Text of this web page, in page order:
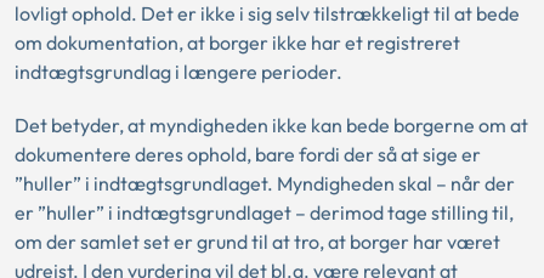
lovligt ophold. Det er ikke i sig selv tilstrækkeligt til at bede
om dokumentation, at borger ikke har et registreret
indtægtsgrundlag i længere perioder.
Det betyder, at myndigheden ikke kan bede borgerne om at
dokumentere deres ophold, bare fordi der så at sige er
”huller” i indtægtsgrundlaget. Myndigheden skal – når der
er ”huller” i indtægtsgrundlaget – derimod tage stilling til,
om der samlet set er grund til at tro, at borger har været
udrejst. I den vurdering vil det bl.a. være relevant at